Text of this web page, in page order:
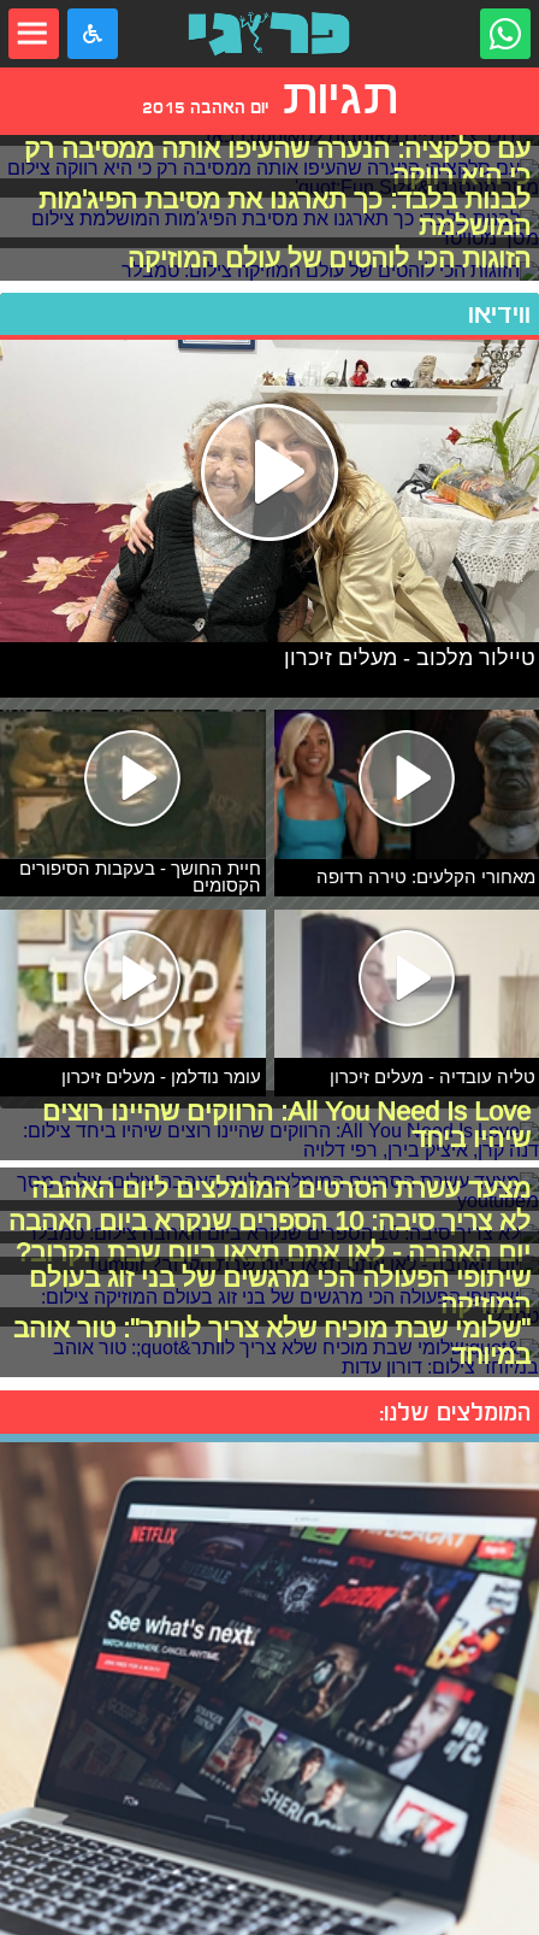
תגיותיום האהבה 2015
עם סלקציה: הנערה שהעיפו אותה ממסיבה רק
כי היא רווקה
לבנות בלבד: כך תארגנו את מסיבת הפיג'מות
המושלמת
הזוגות הכי לוהטים של עולם המוזיקה
ווידיאו
מאחורי הקלעים: טירה רדופה
חיית החושך - בעקבות הסיפורים
הקסומים
טליה עובדיה - מעלים זיכרון עומר נודלמן - מעלים זיכרון
טיילור מלכוב - מעלים זיכרון
All You Need Is Love: הרווקים שהיינו רוצים
שיהיו ביחד
מצעד עשרת הסרטים המומלצים ליום האהבה
לא צריך סיבה: 10 הספרים שנקרא ביום האהבה
יום האהבה - לאן אתם תצאו ביום שבת הקרוב?
שיתופי הפעולה הכי מרגשים של בני זוג בעולם
המוזיקה
"שלומי שבת מוכיח שלא צריך לוותר": טור אוהב
במיוחד
המומלצים שלנו: